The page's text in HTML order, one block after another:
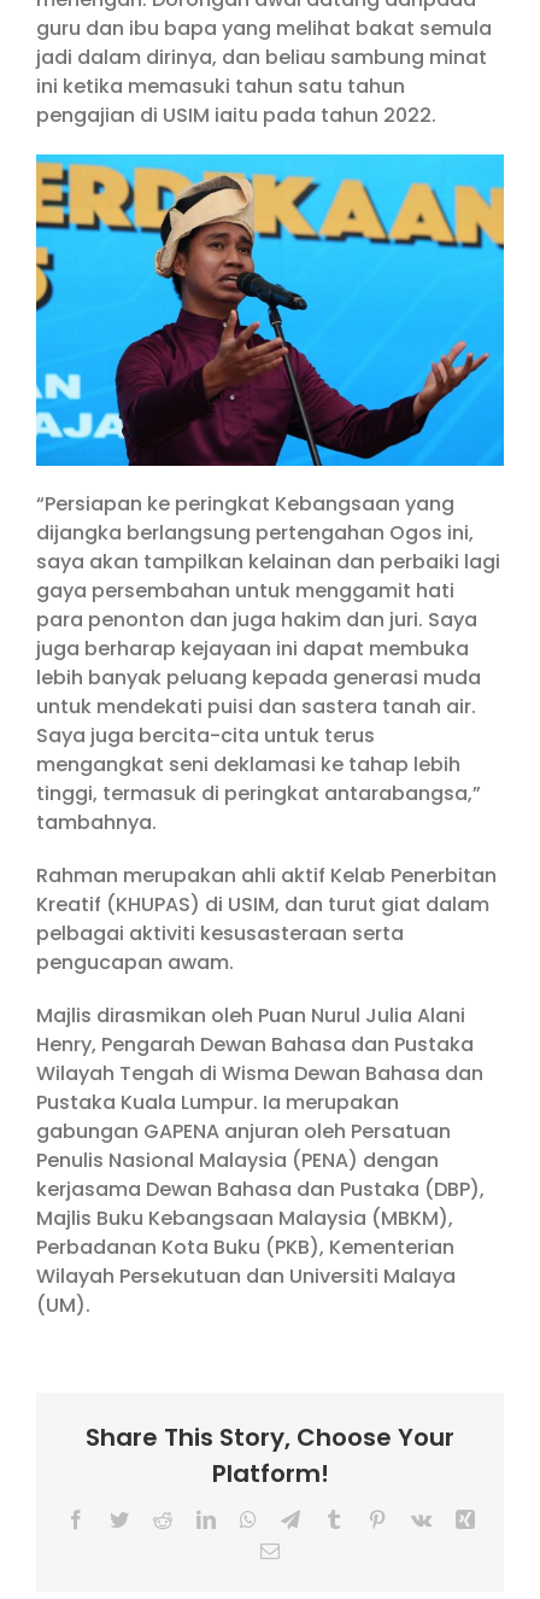
guru dan ibu bapa yang melihat bakat semula
jadi dalam dirinya, dan beliau sambung minat
ini ketika memasuki tahun satu tahun
pengajian di USIM iaitu pada tahun 2022.
“Persiapan ke peringkat Kebangsaan yang
dijangka berlangsung pertengahan Ogos ini,
saya akan tampilkan kelainan dan perbaiki lagi
gaya persembahan untuk menggamit hati
para penonton dan juga hakim dan juri. Saya
juga berharap kejayaan ini dapat membuka
lebih banyak peluang kepada generasi muda
untuk mendekati puisi dan sastera tanah air.
Saya juga bercita-cita untuk terus
mengangkat seni deklamasi ke tahap lebih
tinggi, termasuk di peringkat antarabangsa,”
tambahnya.
Rahman merupakan ahli aktif Kelab Penerbitan
Kreatif (KHUPAS) di USIM, dan turut giat dalam
pelbagai aktiviti kesusasteraan serta
pengucapan awam.
Majlis dirasmikan oleh Puan Nurul Julia Alani
Henry, Pengarah Dewan Bahasa dan Pustaka
Wilayah Tengah di Wisma Dewan Bahasa dan
Pustaka Kuala Lumpur. Ia merupakan
gabungan GAPENA anjuran oleh Persatuan
Penulis Nasional Malaysia (PENA) dengan
kerjasama Dewan Bahasa dan Pustaka (DBP),
Majlis Buku Kebangsaan Malaysia (MBKM),
Perbadanan Kota Buku (PKB), Kementerian
Wilayah Persekutuan dan Universiti Malaya
(UM).
Share This Story, Choose Your
Platform!
Facebook
TwitterRedditLinkedInWhatsApp
TelegramTumblr Pinterest
Vk
Xing
Email